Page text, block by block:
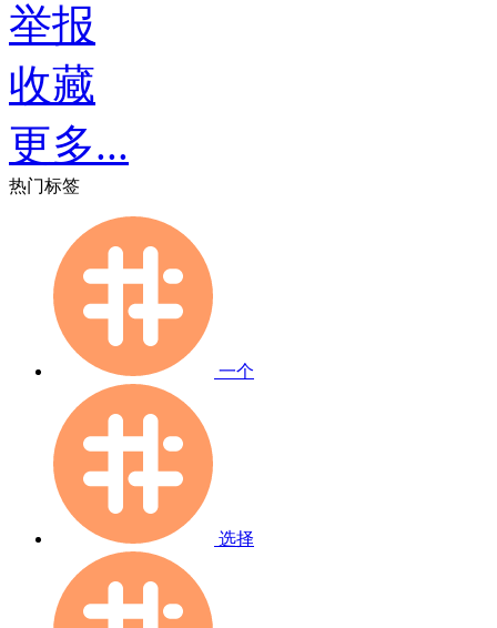
举报
收藏
更多...
热门标签
一个
选择